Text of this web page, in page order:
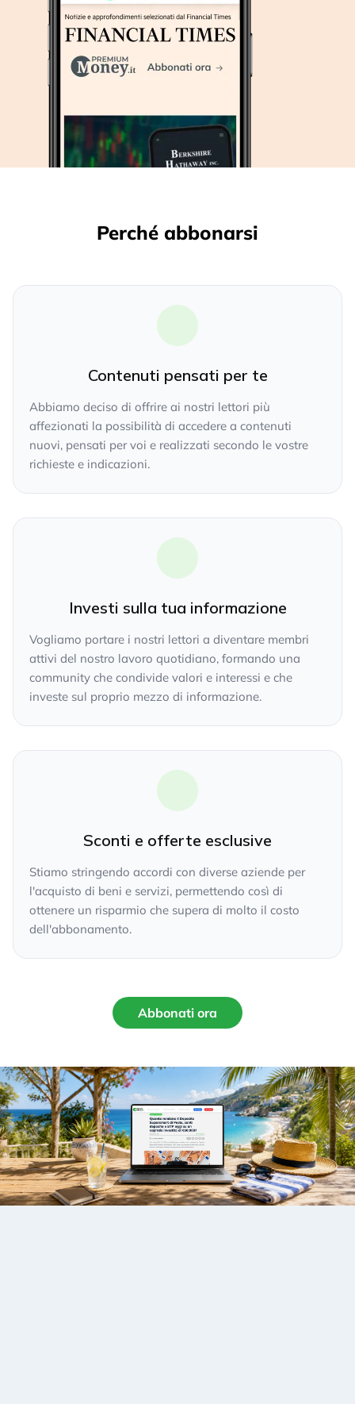
Perché abbonarsi
Contenuti pensati per te
Abbiamo deciso di offrire ai nostri lettori più
affezionati la possibilità di accedere a contenuti
nuovi, pensati per voi e realizzati secondo le vostre
richieste e indicazioni.
Investi sulla tua informazione
Vogliamo portare i nostri lettori a diventare membri
attivi del nostro lavoro quotidiano, formando una
community che condivide valori e interessi e che
investe sul proprio mezzo di informazione.
Sconti e offerte esclusive
Stiamo stringendo accordi con diverse aziende per
l'acquisto di beni e servizi, permettendo così di
ottenere un risparmio che supera di molto il costo
dell'abbonamento.
Abbonati ora